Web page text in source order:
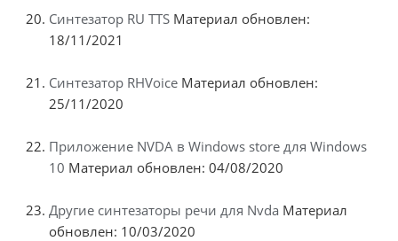
Синтезатор RU TTS Материал обновлен:
18/11/2021
Синтезатор RHVoice Материал обновлен:
25/11/2020
Приложение NVDA в Windows store для Windows
10 Материал обновлен: 04/08/2020
Другие синтезаторы речи для Nvda Материал
обновлен: 10/03/2020